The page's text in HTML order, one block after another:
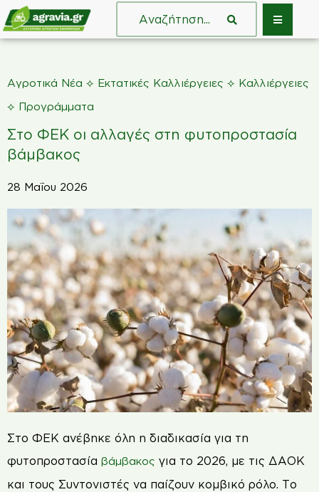
Αγροτικά Νέα ⟡ Εκτατικές Καλλιέργειες ⟡ Καλλιέργειες
⟡ Προγράμματα
Στο ΦΕΚ οι αλλαγές στη φυτοπροστασία
βάμβακος
28 Μαΐου 2026
Στο ΦΕΚ ανέβηκε όλη η διαδικασία για τη
φυτοπροστασία βάμβακος για το 2026, με τις ΔΑΟΚ
και τους Συντονιστές να παίζουν κομβικό ρόλο. Το